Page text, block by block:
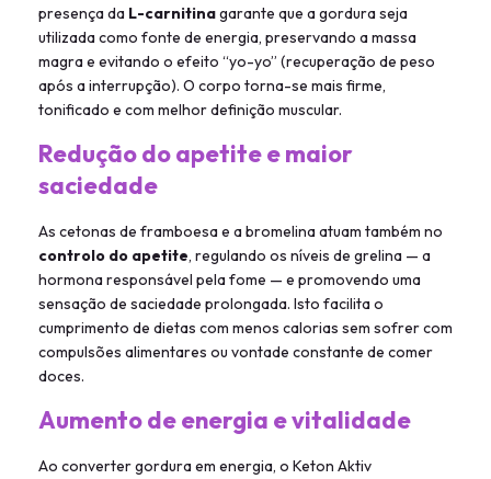
presença da L-carnitinagarante que a gordura seja
utilizada como fonte de energia, preservando a massa
magra e evitando o efeito “yo-yo” (recuperação de peso
após a interrupção). O corpo torna-se mais firme,
tonificado e com melhor definição muscular.
Redução do apetite e maior
saciedade
As cetonas de framboesa e a bromelina atuam também no
controlo do apetite, regulando os níveis de grelina — a
hormona responsável pela fome — e promovendo uma
sensação de saciedade prolongada. Isto facilita o
cumprimento de dietas com menos calorias sem sofrer com
compulsões alimentares ou vontade constante de comer
doces.
Aumento de energia e vitalidade
Ao converter gordura em energia, o Keton Aktiv